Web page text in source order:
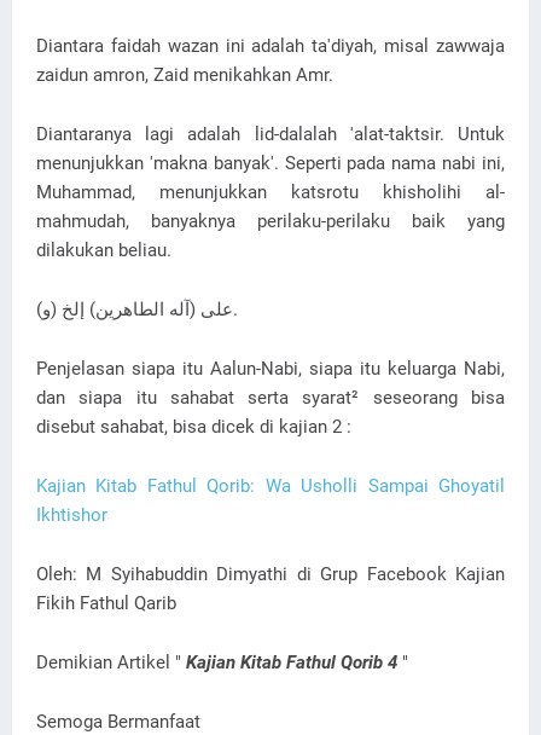
Diantara faidah wazan ini adalah ta'diyah, misal zawwaja
zaidun amron, Zaid menikahkan Amr.
Diantaranya lagi adalah lid-dalalah 'alat-taktsir. Untuk
menunjukkan 'makna banyak'. Seperti pada nama nabi ini,
Muhammad, menunjukkan katsrotu khisholihi al-
mahmudah, banyaknya perilaku-perilaku baik yang
dilakukan beliau.
(و) على (آله الطاهرين) إلخ.
Penjelasan siapa itu Aalun-Nabi, siapa itu keluarga Nabi,
dan siapa itu sahabat serta syarat² seseorang bisa
disebut sahabat, bisa dicek di kajian 2 :
Kajian Kitab Fathul Qorib: Wa Usholli Sampai Ghoyatil
Ikhtishor
Oleh: M Syihabuddin Dimyathi di Grup Facebook Kajian
Fikih Fathul Qarib
Demikian Artikel " Kajian Kitab Fathul Qorib 4 "
Semoga Bermanfaat